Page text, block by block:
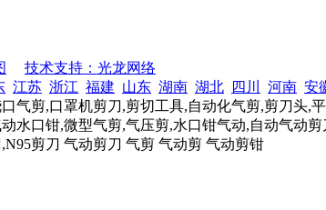
技术支持：光龙网络
江苏 浙江 福建 山东 湖南 湖北 四川 河南 安
气剪,口罩机剪刀,剪切工具,自动化气剪,剪刀头
水口钳,微型气剪,气压剪,水口钳气动,自动气动
剪刀 气动剪刀 气剪 气动剪 气动剪钳